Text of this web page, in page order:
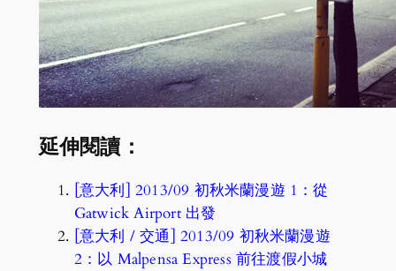
延伸閱讀：
[意大利] 2013/09 初秋米蘭漫遊 1：從
Gatwick Airport 出發
[意大利 / 交通] 2013/09 初秋米蘭漫遊
2：以 Malpensa Express 前往渡假小城